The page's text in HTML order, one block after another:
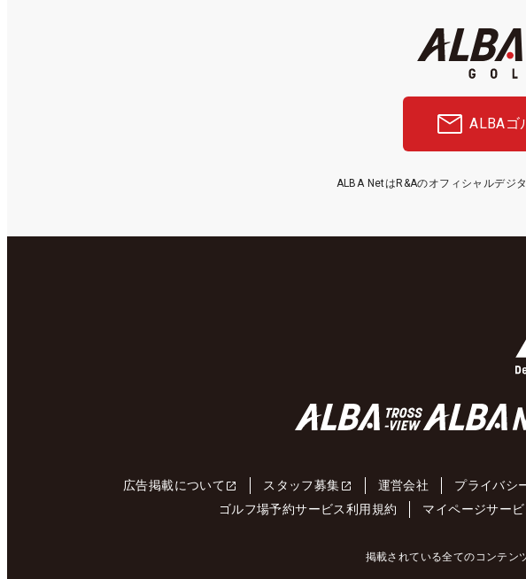
ALBAゴ
ALBA NetはR&Aのオフィシャルデジ
広告掲載について スタッフ募集 運営会社 プライバシ
ゴルフ場予約サービス利用規約
マイページサー
掲載されている全てのコンテン